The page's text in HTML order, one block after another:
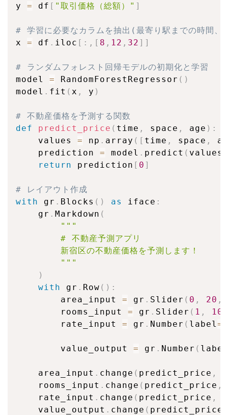
y = df [ "取引価格（総額）" ]
# 学習に必要なカラムを抽出(最寄り駅までの時間、
x = df . iloc [ : , [ 8 , 12 , 32 ] ]
# ランダムフォレスト回帰モデルの初期化と学習
model = RandomForestRegressor ( )
model . fit ( x , y )
# 不動産価格を予測する関数
def
predict_price ( time , space , age ) :
    values
= np . array ( [ time , space ,
    prediction
= model . predict ( values
return
prediction [ 0 ]
# レイアウト作成
with
gr . Blocks ( ) as iface :
    gr
. Markdown (
"""
        # 不動産予測アプリ
        新宿区の不動産価格を予測します！
        """
)
with
gr . Row ( ) :
        area_input
= gr . Slider ( 0 , 20 ,
        rooms_input
= gr . Slider ( 1 ,
100
        rate_input
= gr . Number ( label =
        value_output
= gr . Number ( label
    area_input
. change ( predict_price ,
    rooms_input
. change ( predict_price ,
    rate_input
. change ( predict_price ,
    value_output
. change ( predict_price